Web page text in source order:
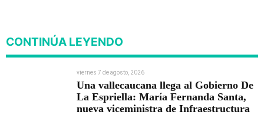
CONTINÚA LEYENDO
viernes 7 de agosto, 2026
Una vallecaucana llega al Gobierno De
La Espriella: María Fernanda Santa,
nueva viceministra de Infraestructura